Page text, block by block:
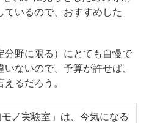
いるので、おすすめした
野に限る）にとても自慢で
ないので、予算が許せば、
るだろう。
ノ実験室」は、今気になる